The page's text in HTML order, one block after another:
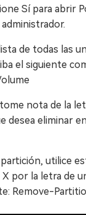
Sí para abrir
de todas las
el siguiente
nota de la
desea eliminar
partición, utilice
por la letra de
Remove-